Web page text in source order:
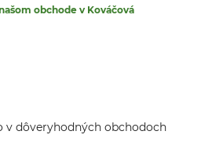
obchode v Kováčová
v dôveryhodných obchodoch